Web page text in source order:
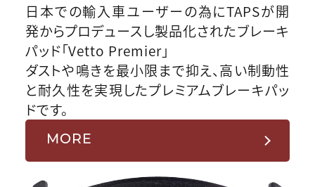
日本での輸入車ユーザーの為にTAPSが開
発からプロデュースし製品化されたブレーキ
パッド「Vetto Premier」
ダストや鳴きを最小限まで抑え、高い制動性
と耐久性を実現したプレミアムブレーキパッ
ドです。
MORE